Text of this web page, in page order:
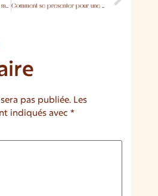
Comment écrire une lettre de motivation impactante ? Comment se présenter pour une reconversion professionnelle ?
pas publiée. Les
indiqués avec *